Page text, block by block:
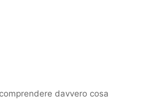
davvero cosa